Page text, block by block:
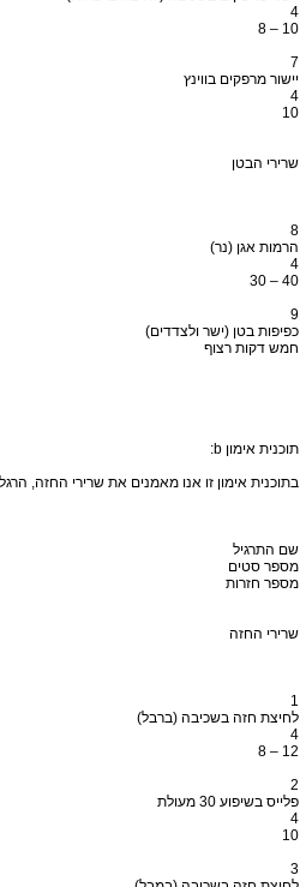
4
10 – 8
7
יישור מרפקים בווינץ
4
10
שרירי הבטן
8
הרמות אגן (נר)
4
40 – 30
9
כפיפות בטן (ישר ולצדדים)
חמש דקות רצוף
תוכנית אימון b:
בתוכנית אימון זו אנו מאמנים את שרירי החזה,
שם התרגיל
מספר סטים
מספר חזרות
שרירי החזה
1
לחיצת חזה בשכיבה (ברבל)
4
12 – 8
2
פלייס בשיפוע 30 מעולת
4
10
3